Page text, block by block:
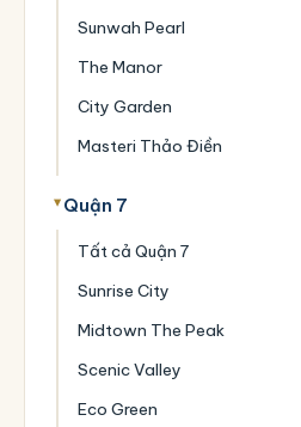
Sunwah Pearl
The Manor
City Garden
Masteri Thảo Điền
Quận 7
Tất cả Quận 7
Sunrise City
Midtown The Peak
Scenic Valley
Eco Green